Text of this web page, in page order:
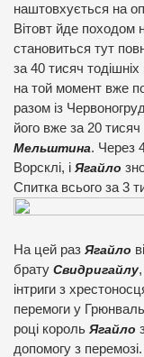
наштовхується на
Вітовт йде походом
становиться тут
за 40 тисяч
на той момент вже
разом із
його вже за 20 тисяч
Мельштина. Через
Ворсклі, і Ягайло
Спитка всього за 3
На цей раз Ягайло
брату Свидригайлу
інтриги з
перемоги у
році король Ягайло
допомогу з